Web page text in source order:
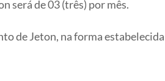
será de 03 (três) por mês.
de Jeton, na forma